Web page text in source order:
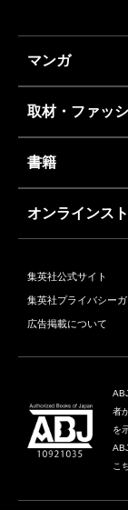
マンガ
取材・ファッ
書籍
オンラインス
集英社公式サイト
集英社プライバシー
広告掲載について
者
を
こ